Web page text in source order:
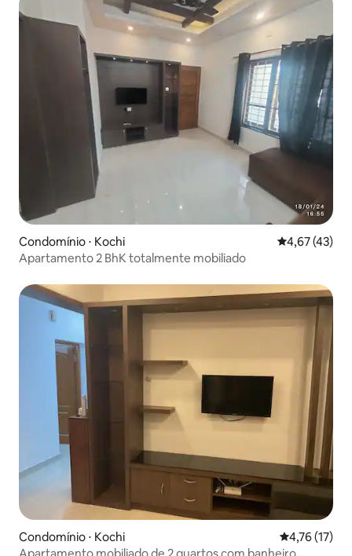
Condomínio ⋅ Kochi 4,67 de uma
4,67 (43)
Apartamento 2 BhK totalmente mobiliado
Condomínio ⋅ Kochi 4,76 de uma
4,76 (17)